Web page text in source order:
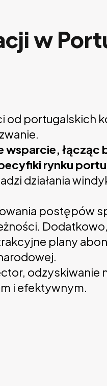
w
od portugalskich
wsparcie,
rynku
działania
postępów
plany
i efektywnym.